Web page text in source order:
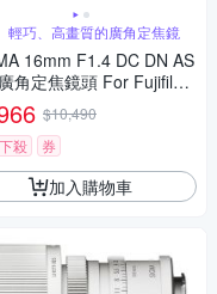
輕巧、高畫質的廣角定焦鏡
16mm F1.4 DC DN AS
角定焦鏡頭 For Fujifilm
(公司貨)
$10,490
殺
券
加入購物車